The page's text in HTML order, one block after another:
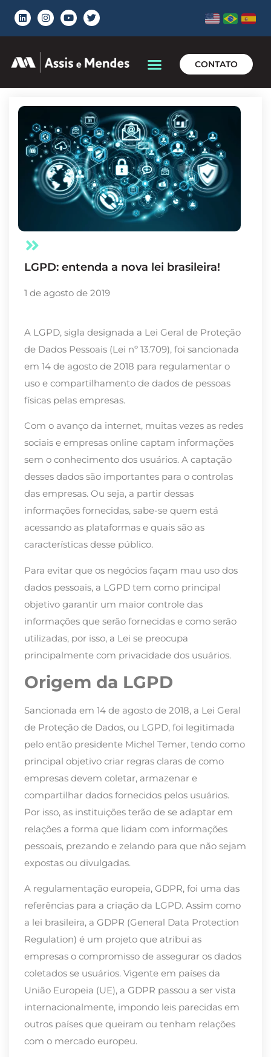
CONTATO
LGPD: entenda a nova lei brasileira!
1 de agosto de 2019
A LGPD, sigla designada a Lei Geral de Proteção
de Dados Pessoais (Lei nº 13.709), foi sancionada
em 14 de agosto de 2018 para regulamentar o
uso e compartilhamento de dados de pessoas
físicas pelas empresas.
Com o avanço da internet, muitas vezes as redes
sociais e empresas online captam informações
sem o conhecimento dos usuários. A captação
desses dados são importantes para o controlas
das empresas. Ou seja, a partir dessas
informações fornecidas, sabe-se quem está
acessando as plataformas e quais são as
características desse público.
Para evitar que os negócios façam mau uso dos
dados pessoais, a LGPD tem como principal
objetivo garantir um maior controle das
informações que serão fornecidas e como serão
utilizadas, por isso, a Lei se preocupa
principalmente com privacidade dos usuários.
Origem da LGPD
Sancionada em 14 de agosto de 2018, a Lei Geral
de Proteção de Dados, ou LGPD, foi legitimada
pelo então presidente Michel Temer, tendo como
principal objetivo criar regras claras de como
empresas devem coletar, armazenar e
compartilhar dados fornecidos pelos usuários.
Por isso, as instituições terão de se adaptar em
relações a forma que lidam com informações
pessoais, prezando e zelando para que não sejam
expostas ou divulgadas.
A regulamentação europeia, GDPR, foi uma das
referências para a criação da LGPD. Assim como
a lei brasileira, a GDPR (General Data Protection
Regulation) é um projeto que atribui as
empresas o compromisso de assegurar os dados
coletados se usuários. Vigente em países da
União Europeia (UE), a GDPR passou a ser vista
internacionalmente, impondo leis parecidas em
outros países que queiram ou tenham relações
com o mercado europeu.